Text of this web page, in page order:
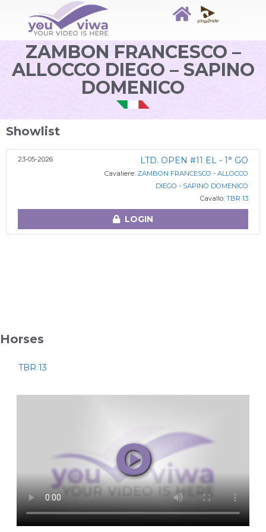
ZAMBON FRANCESCO –
ALLOCCO DIEGO – SAPINO
DOMENICO
Showlist
23-05-2026 LTD. OPEN #11 EL - 1° GO
Cavaliere: ZAMBON FRANCESCO - ALLOCCO
DIEGO - SAPINO DOMENICO
Cavallo: TBR 13
LOGIN
Horses
TBR 13